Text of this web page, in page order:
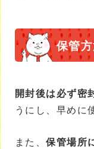
保管
開封後は必ず密
うにし、早めに
また、 保管場所